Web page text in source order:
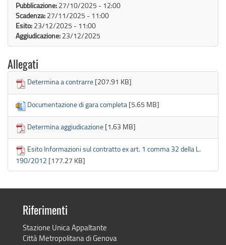
Pubblicazione: 27/10/2025 - 12:00
Scadenza: 27/11/2025 - 11:00
Esito: 23/12/2025 - 11:00
Aggiudicazione: 23/12/2025
Allegati
Determina a contrarre [207.91 KB]
Documentazione di gara completa [5.65 MB]
Determina aggiudicazione [1.63 MB]
Esito Informazioni sul contratto ex art. 1 comma 32 della L.
190/2012 [177.27 KB]
Riferimenti
Stazione Unica Appaltante
Città Metropolitana di Genova